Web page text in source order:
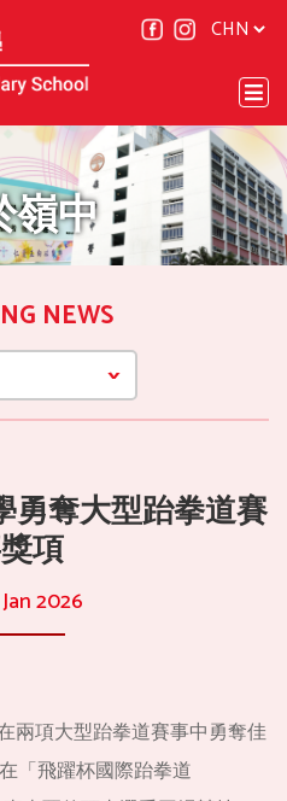
嶺中
NEWS
勇奪大型跆拳道賽
項
2026
兩項大型跆拳道賽事中勇奪佳
「飛躍杯國際跆拳道